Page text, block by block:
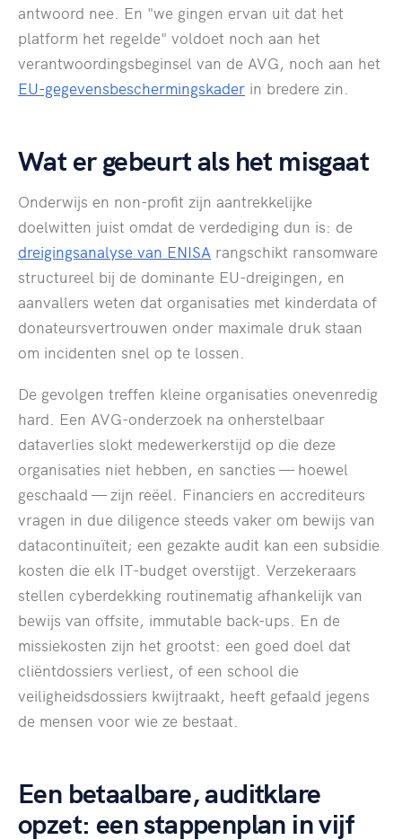
antwoord nee. En "we gingen ervan uit dat het
platform het regelde" voldoet noch aan het
verantwoordingsbeginsel van de AVG, noch aan het
EU-gegevensbeschermingskader in bredere zin.
Wat er gebeurt als het misgaat
Onderwijs en non-profit zijn aantrekkelijke
doelwitten juist omdat de verdediging dun is: de
dreigingsanalyse van ENISA rangschikt ransomware
structureel bij de dominante EU-dreigingen, en
aanvallers weten dat organisaties met kinderdata of
donateursvertrouwen onder maximale druk staan
om incidenten snel op te lossen.
De gevolgen treffen kleine organisaties onevenredig
hard. Een AVG-onderzoek na onherstelbaar
dataverlies slokt medewerkerstijd op die deze
organisaties niet hebben, en sancties — hoewel
geschaald — zijn reëel. Financiers en accrediteurs
vragen in due diligence steeds vaker om bewijs van
datacontinuïteit; een gezakte audit kan een subsidie
kosten die elk IT-budget overstijgt. Verzekeraars
stellen cyberdekking routinematig afhankelijk van
bewijs van offsite, immutable back-ups. En de
missiekosten zijn het grootst: een goed doel dat
cliëntdossiers verliest, of een school die
veiligheidsdossiers kwijtraakt, heeft gefaald jegens
de mensen voor wie ze bestaat.
Een betaalbare, auditklare
opzet: een stappenplan in vijf